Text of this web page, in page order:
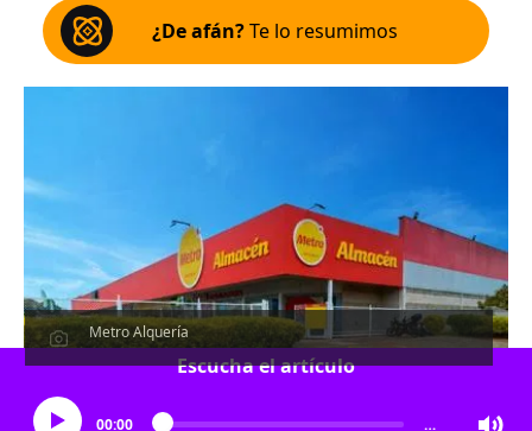
¿De afán?Te lo resumimos
Metro Alquería
Escucha el artículo
00:00 …